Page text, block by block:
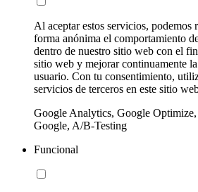
Al aceptar estos servicios, podemos
forma anónima el comportamiento
dentro de nuestro sitio web con el
sitio web y mejorar continuamente
usuario. Con tu consentimiento,
servicios de terceros en este sitio
Google Analytics, Google Optimize,
Google, A/B-Testing
Funcional